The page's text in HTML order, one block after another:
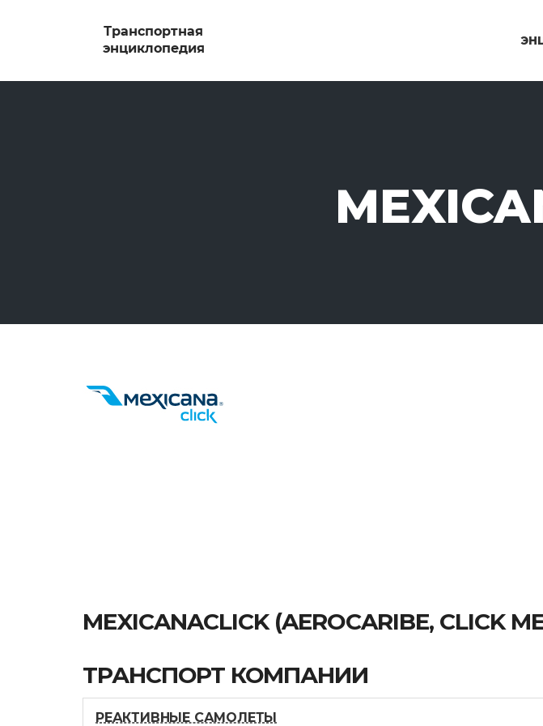
MEXICANACLICK (AEROCARIBE, CLICK
ТРАНСПОРТ КОМПАНИИ
РЕАКТИВНЫЕ САМОЛЕТЫ